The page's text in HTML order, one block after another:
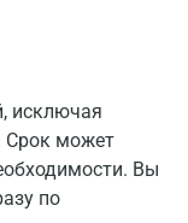
исключая
Срок может
Вы
по